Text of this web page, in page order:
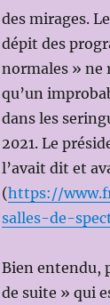
des mirages.
dépit des
normales » ne
qu’un
dans les
2021. Le
l’avait dit et
(https://
salles-de-
Bien entendu,
de suite » qui